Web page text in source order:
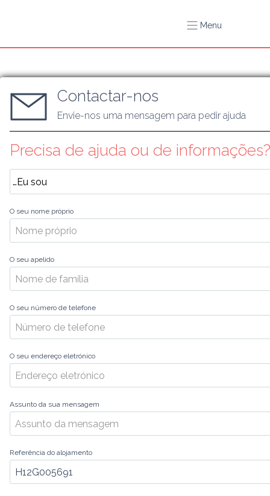
Menu
Contactar-nos
Envie-nos uma mensagem para pedir ajuda
Precisa de ajuda ou de informações?
O seu nome próprio
O seu apelido
O seu número de telefone
O seu endereço eletrónico
Assunto da sua mensagem
Referência do alojamento